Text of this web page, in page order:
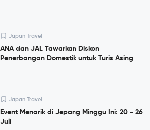
Japan Travel
ANA dan JAL Tawarkan Diskon
Penerbangan Domestik untuk Turis Asing
Japan Travel
Event Menarik di Jepang Minggu Ini: 20 - 26
Juli